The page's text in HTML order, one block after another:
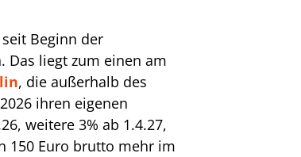
Beginn der
Das liegt zum einen am
, die außerhalb des
ihren eigenen
weitere 3% ab 1.4.27,
150 Euro brutto mehr im